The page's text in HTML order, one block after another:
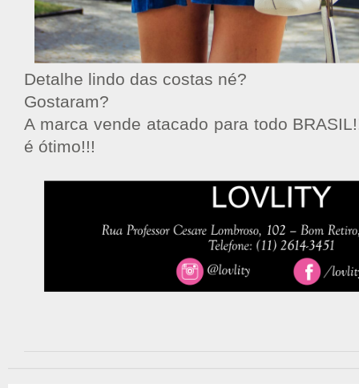
Detalhe lindo das costas né?
Gostaram?
A marca vende atacado para todo
é ótimo!!!